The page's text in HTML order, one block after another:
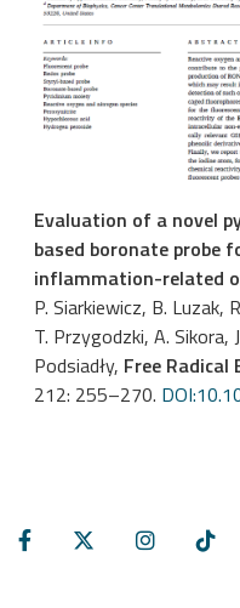
Evaluation of a novel
based boronate probe
inflammation-related
P. Siarkiewicz, B. Luzak,
T. Przygodzki, A. Sikora,
Podsiadły, Free Radical
212: 255–270.